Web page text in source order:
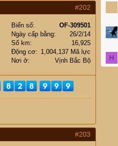
#202
Biển số
OF-309501
Ngày cấp bằng
26/2/14
Số km
16,925
Động cơ
1,004,137 Mã lực
Nơi ở
Vịnh Bắc Bộ
#203
H